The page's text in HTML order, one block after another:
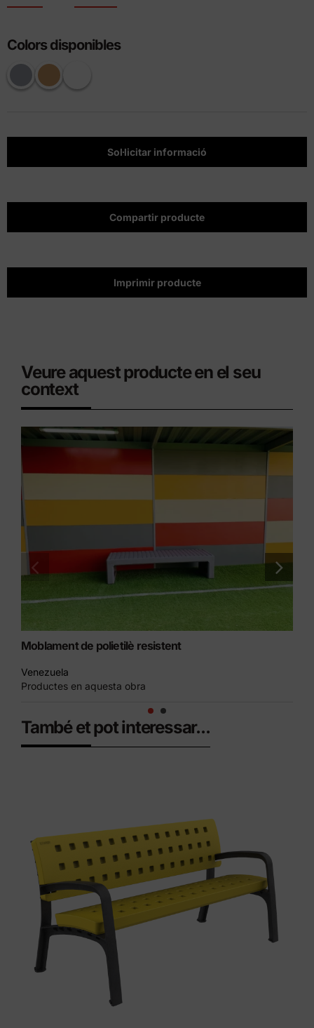
Colors disponibles
Sol·licitar informació
Compartir producte
Imprimir producte
Veure aquest producte en el seu
context
Moblament de polietilè resistent
Venezuela
Productes en aquesta obra
També et pot interessar...